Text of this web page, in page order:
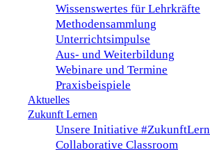
Wissenswertes für Lehrkräfte
Methodensammlung
Unterrichtsimpulse
Aus- und Weiterbildung
Webinare und Termine
Praxisbeispiele
Aktuelles
Zukunft Lernen
Unsere Initiative
Collaborative Classroom